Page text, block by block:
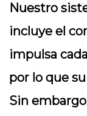
Nuestro
incluye el
impulsa
por lo que
Sin